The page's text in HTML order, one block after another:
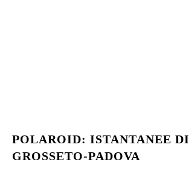
POLAROID: ISTANTANEE DI
GROSSETO-PADOVA